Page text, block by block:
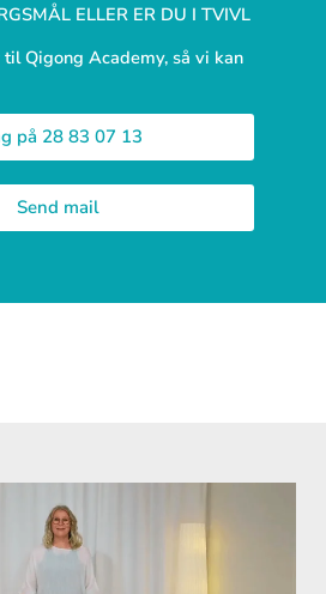
ELLER ER DU I TVIVL
Qigong Academy, så vi kan
på 28 83 07 13
Send mail